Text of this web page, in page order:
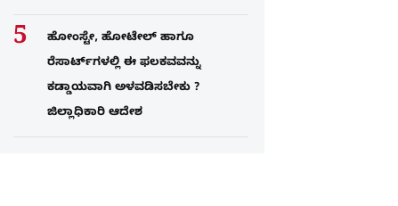
ಹೋಂಸ್ಟೇ, ಹೋಟೇಲ್ ಹಾಗೂ
ರೆಸಾರ್ಟ್‌ಗಳಲ್ಲಿ ಈ ಫಲಕವವನ್ನು
ಕಡ್ಡಾಯವಾಗಿ ಅಳವಡಿಸಬೇಕು ?
ಜಿಲ್ಲಾಧಿಕಾರಿ ಆದೇಶ